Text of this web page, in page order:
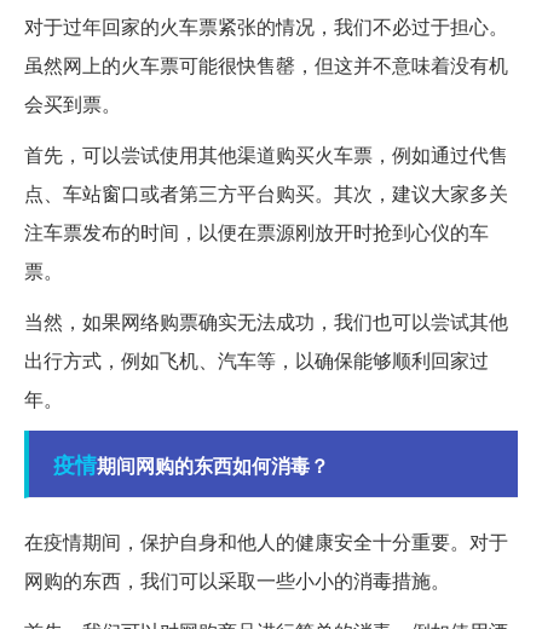
对于过年回家的火车票紧张的情况，我们不必过于担心。
虽然网上的火车票可能很快售罄，但这并不意味着没有机
会买到票。
首先，可以尝试使用其他渠道购买火车票，例如通过代售
点、车站窗口或者第三方平台购买。其次，建议大家多关
注车票发布的时间，以便在票源刚放开时抢到心仪的车
票。
当然，如果网络购票确实无法成功，我们也可以尝试其他
出行方式，例如飞机、汽车等，以确保能够顺利回家过
年。
疫情期间网购的东西如何消毒？
在疫情期间，保护自身和他人的健康安全十分重要。对于
网购的东西，我们可以采取一些小小的消毒措施。